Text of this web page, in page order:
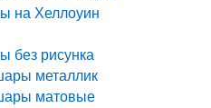
на Хеллоуин
без рисунка
металлик
матовые